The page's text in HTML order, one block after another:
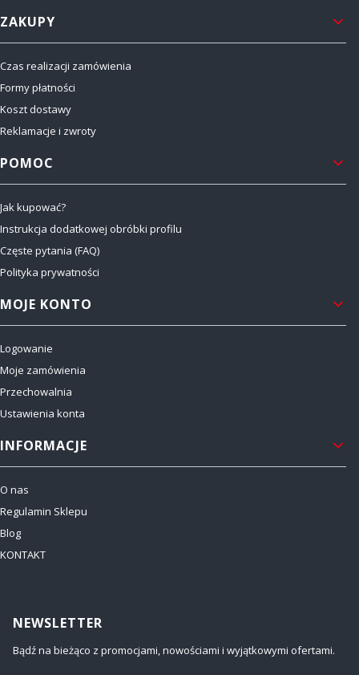
Linki w stopce
ZAKUPY
Czas realizacji zamówienia
Formy płatności
Koszt dostawy
Reklamacje i zwroty
POMOC
Jak kupować?
Instrukcja dodatkowej obróbki profilu
Częste pytania (FAQ)
Polityka prywatności
MOJE KONTO
Logowanie
Moje zamówienia
Przechowalnia
Ustawienia konta
INFORMACJE
O nas
Regulamin Sklepu
Blog
KONTAKT
NEWSLETTER
Bądź na bieżąco z promocjami, nowościami i wyjątkowymi ofertami.